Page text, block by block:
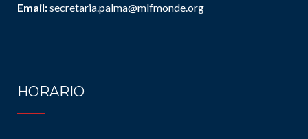
Email:secretaria.palma@mlfmonde.org
HORARIO